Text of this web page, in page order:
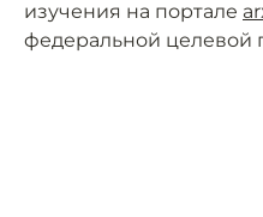
изучения на портале
федеральной целевой